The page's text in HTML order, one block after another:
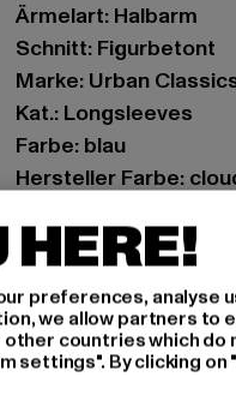
Ärmelart: Halbarm
Schnitt: Figurbetont
Marke: Urban
Kat.: Longsleeves
Farbe: blau
Hersteller Farbe:
Art.Nr: TB7096-17040
Hersteller: TB
Dr.-Robert-Murjahn-
HERE!
preferences, analyse
we allow partners to
countries which do
settings". By clicking